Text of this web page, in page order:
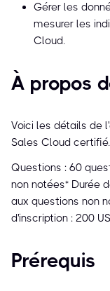
Gérer les
mesurer les
Cloud.
À propos
Voici les détails de
Sales Cloud certifié.
Questions : 60
non notées* Durée
aux questions non
d'inscription : 200
Prérequis